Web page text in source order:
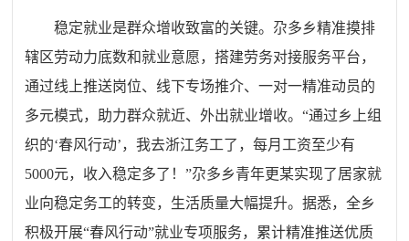
稳定就业是群众增收致富的关键。尕多乡精准摸排
辖区劳动力底数和就业意愿，搭建劳务对接服务平台，
通过线上推送岗位、线下专场推介、一对一精准动员的
多元模式，助力群众就近、外出就业增收。“通过乡上组
织的‘春风行动’，我去浙江务工了，每月工资至少有
5000元，收入稳定多了！”尕多乡青年更某实现了居家就
业向稳定务工的转变，生活质量大幅提升。据悉，全乡
积极开展“春风行动”就业专项服务，累计精准推送优质